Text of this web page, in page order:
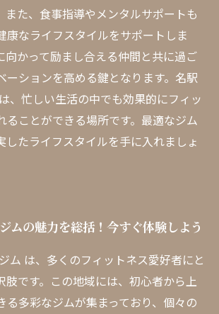
また、食事指導やメンタルサポートも
康なライフスタイルをサポートしま
向かって励まし合える仲間と共に過ご
ーションを高める鍵となります。名駅
、忙しい生活の中でも効果的にフィッ
ることができる場所です。最適なジム
したライフスタイルを手に入れましょ
ムの魅力を総括！今すぐ体験しよう
ム は、多くのフィットネス愛好者にと
肢です。この地域には、初心者から上
る多彩なジムが集まっており、個々の